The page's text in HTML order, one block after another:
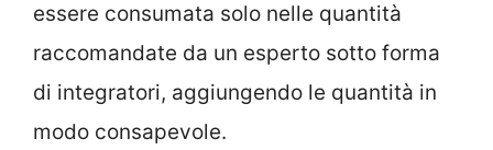
essere consumata solo nelle quantità
raccomandate da un esperto sotto forma
di integratori, aggiungendo le quantità in
modo consapevole.